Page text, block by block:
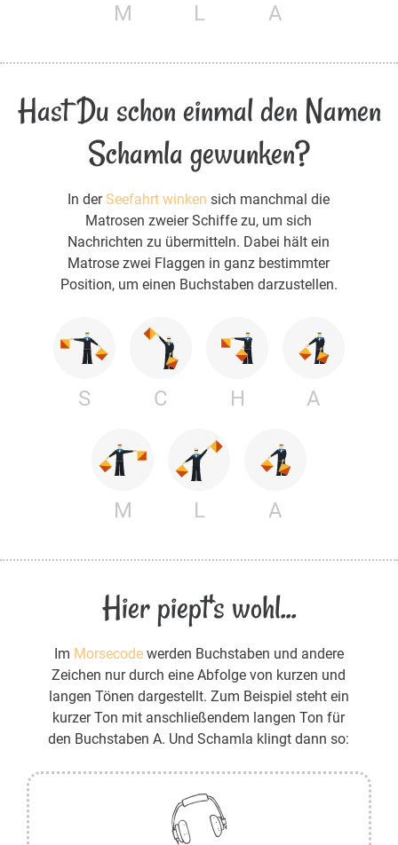
M L A
Hast Du schon einmal den Namen
Schamla gewunken?
In derSeefahrt winken sich manchmal die
Matrosen zweier Schiffe zu, um sich
Nachrichten zu übermitteln. Dabei hält ein
Matrose zwei Flaggen in ganz bestimmter
Position, um einen Buchstaben darzustellen.
S C H A
M L A
Hier piept's wohl...
Im Morsecodewerden Buchstaben und andere
Zeichen nur durch eine Abfolge von kurzen und
langen Tönen dargestellt. Zum Beispiel steht ein
kurzer Ton mit anschließendem langen Ton für
den Buchstaben A. Und Schamla klingt dann so: